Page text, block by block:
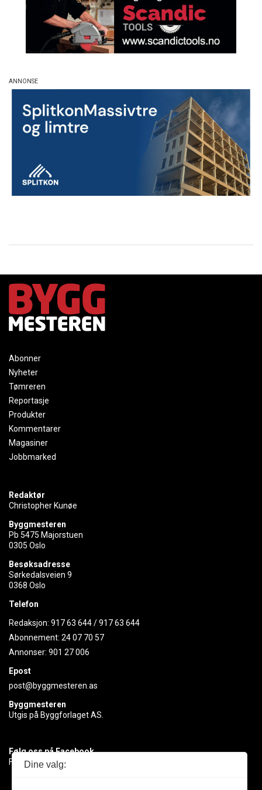
Abonner
Nyheter
Tømreren
Reportasje
Produkter
Kommentarer
Magasiner
Jobbmarked
Redaktør
Christopher Kunøe
Byggmesteren
Pb 5475 Majorstuen
0305 Oslo
Besøksadresse
Sørkedalsveien 9
0368 Oslo
Telefon
Redaksjon: 917 63 644/917 63 644
Abonnement: 24 07 70 57
Annonser: 901 27 006
Epost
post@byggmesteren.as
Byggmesteren
Utgis på Byggforlaget AS.
Følg oss på Facebook
Få med deg det siste innen byggebransjen
Dine valg: